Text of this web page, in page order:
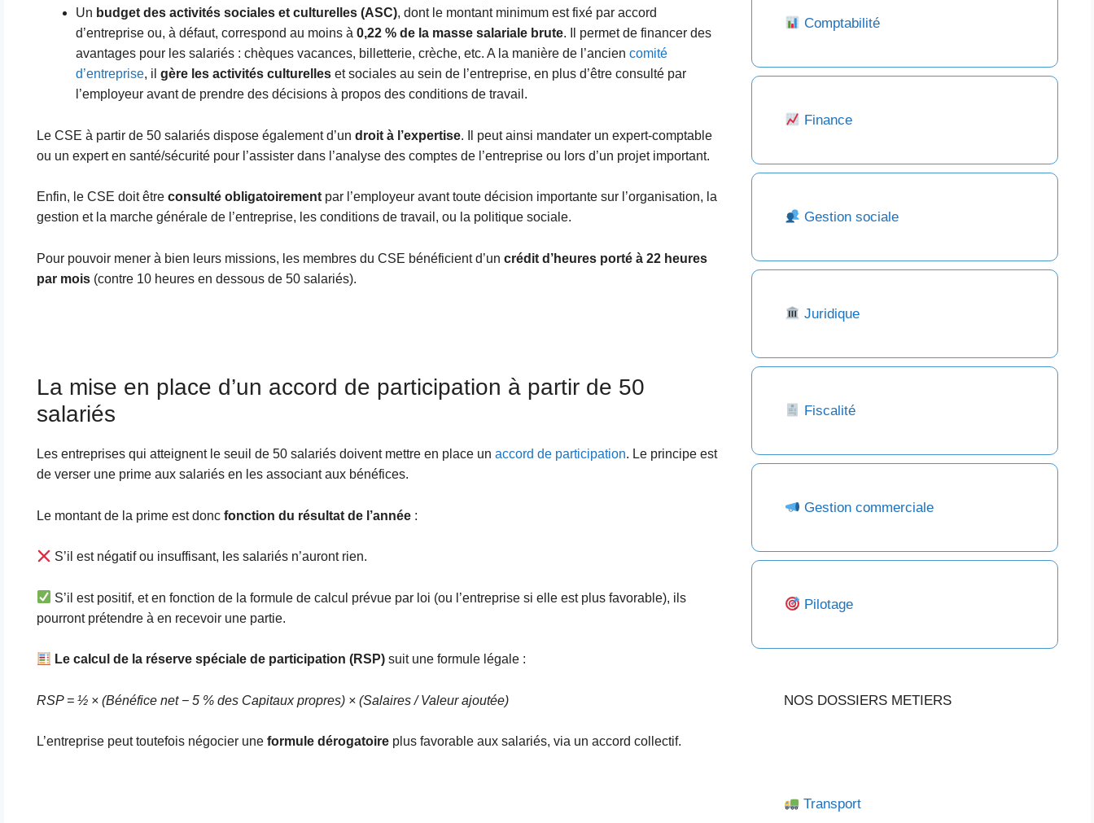
Un budget des activités sociales et culturelles (ASC), dont le montant minimum est fixé par accord
d’entreprise ou, à défaut, correspond au moins à 0,22 % de la masse salariale brute. Il permet de financer des
avantages pour les salariés : chèques vacances, billetterie, crèche, etc. A la manière de l’ancien comité
d’entreprise, il gère les activités culturelleset sociales au sein de l’entreprise, en plus d’être consulté par
l’employeur avant de prendre des décisions à propos des conditions de travail.
Le CSE à partir de 50 salariés dispose également d’un droit à l’expertise. Il peut ainsi mandater un expert-comptable
ou un expert en santé/sécurité pour l’assister dans l’analyse des comptes de l’entreprise ou lors d’un projet important.
Enfin, le CSE doit être consulté obligatoirementpar l’employeur avant toute décision importante sur l’organisation, la
gestion et la marche générale de l’entreprise, les conditions de travail, ou la politique sociale.
Pour pouvoir mener à bien leurs missions, les membres du CSE bénéficient d’un crédit d’heures porté à 22 heures
par mois(contre 10 heures en dessous de 50 salariés).
La mise en place d’un accord de participation à partir de 50
salariés
Les entreprises qui atteignent le seuil de 50 salariés doivent mettre en place un accord de participation. Le principe est
de verser une prime aux salariés en les associant aux bénéfices.
Le montant de la prime est donc fonction du résultat de l’année:
S’il est négatif ou insuffisant, les salariés n’auront rien.
S’il est positif, et en fonction de la formule de calcul prévue par loi (ou l’entreprise si elle est plus favorable), ils
pourront prétendre à en recevoir une partie.
Le calcul de la réserve spéciale de participation (RSP)suit une formule légale :
RSP = ½ × (Bénéfice net − 5 % des Capitaux propres) × (Salaires / Valeur ajoutée)
L’entreprise peut toutefois négocier une formule dérogatoireplus favorable aux salariés, via un accord collectif.
Comptabilité
Finance
Gestion sociale
Juridique
Fiscalité
Gestion commerciale
Pilotage
NOS DOSSIERS METIERS
Transport